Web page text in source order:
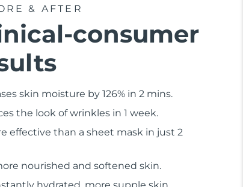
& AFTER
consumer
skin moisture by 126% in 2 mins.
the look of wrinkles in 1 week.
effective than a sheet mask in just 2
nourished and softened skin.